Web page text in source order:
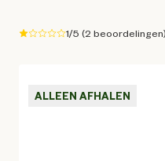
1/5 (2 beoordelingen)
ALLEEN AFHALEN